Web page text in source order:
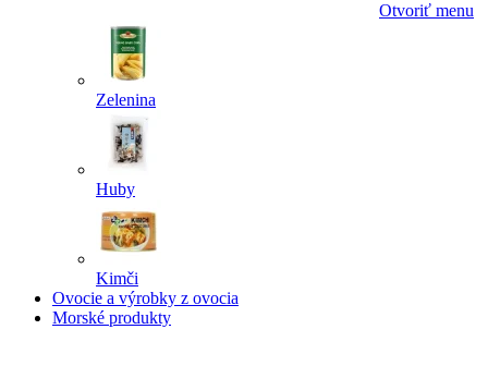
Otvoriť menu
Zelenina
Huby
Kimči
Ovocie a výrobky z ovocia
Morské produkty